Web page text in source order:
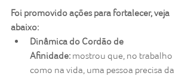
Foi promovido ações para fortalecer, veja
abaixo:
Dinâmica do Cordão de
Afinidade: mostrou que, no trabalho
como na vida, uma pessoa precisa da